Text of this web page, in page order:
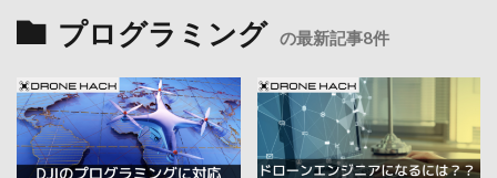
プログラミング の最新記事8件